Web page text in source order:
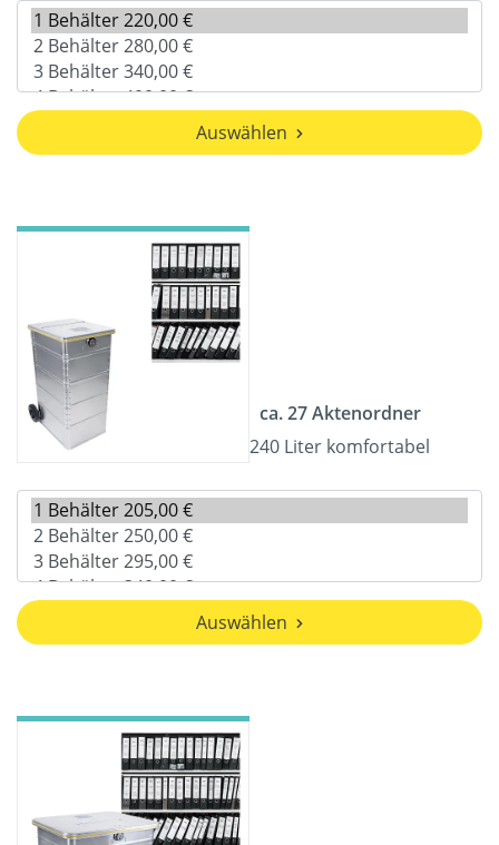
Auswählen
ca. 27 Aktenordner
240 Liter komfortabel
Auswählen